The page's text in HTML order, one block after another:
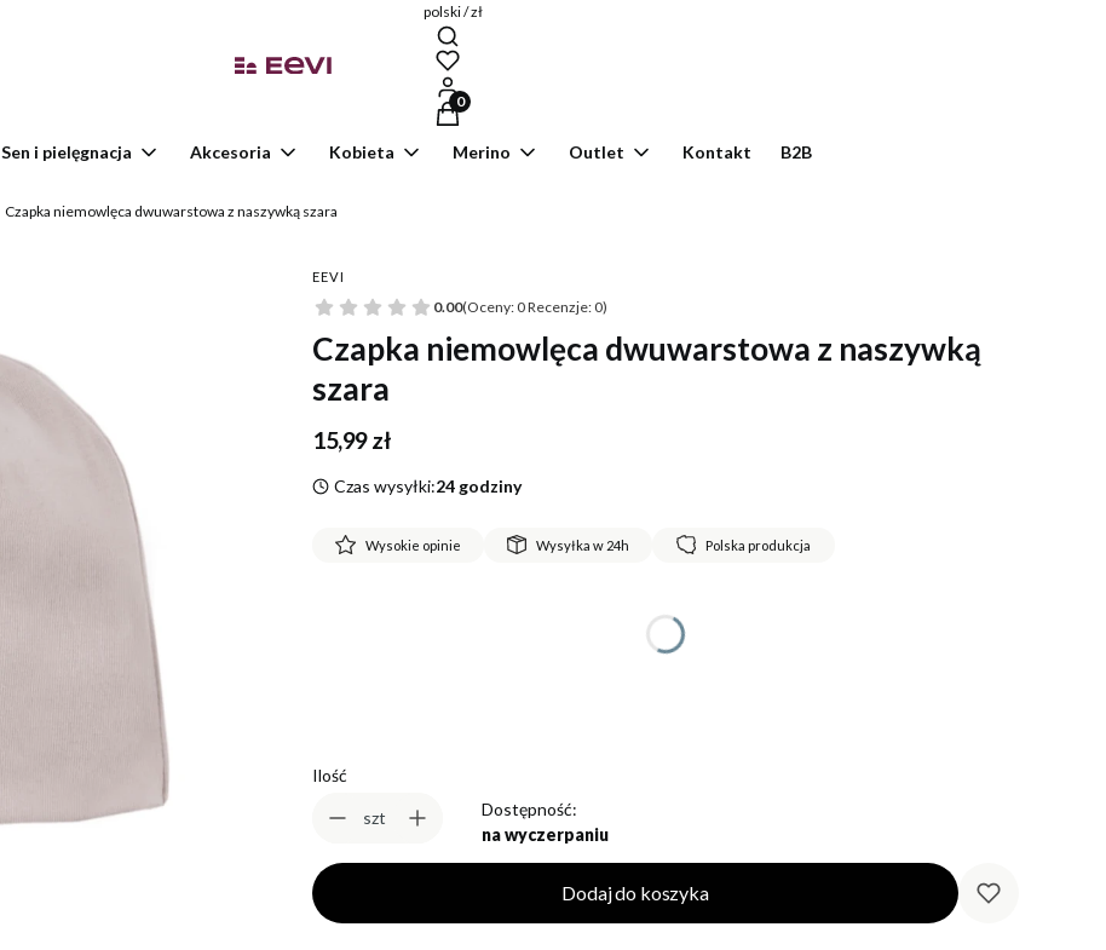
polski / zł
Produkty w koszyku: 0. Zobacz szczegóły
Sen i pielęgnacja Akcesoria Kobieta Merino Outlet Kontakt B2B
Czapka niemowlęca dwuwarstowa z naszywką szara
EEVI
0.00(Oceny: 0 Recenzje: 0)
Czapka niemowlęca dwuwarstowa z naszywką
szara
Cena
15,99 zł
Czas wysyłki:24 godziny
Wysokie opinie Wysyłka w 24h Polska produkcja
Ilość
szt
Dostępność:
na wyczerpaniu
Dodaj do koszyka